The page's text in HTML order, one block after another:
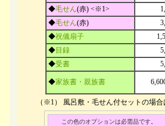
◆毛せん(赤) <※1>
◆毛せん(赤)
◆祝儀扇子
◆目録
◆受書
◆家族書・親族書
（※1） 風呂敷・毛せん付セットの
この色のオプションは必需品です。